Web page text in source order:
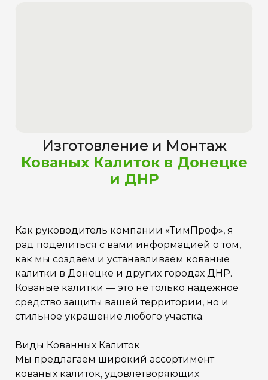
Изготовление и Монтаж
Кованых Калиток в Донецке
и ДНР
Как руководитель компании «ТимПроф», я
рад поделиться с вами информацией о том,
как мы создаем и устанавливаем кованые
калитки в Донецке и других городах ДНР.
Кованые калитки — это не только надежное
средство защиты вашей территории, но и
стильное украшение любого участка.
Виды Кованных Калиток
Мы предлагаем широкий ассортимент
кованых калиток, удовлетворяющих